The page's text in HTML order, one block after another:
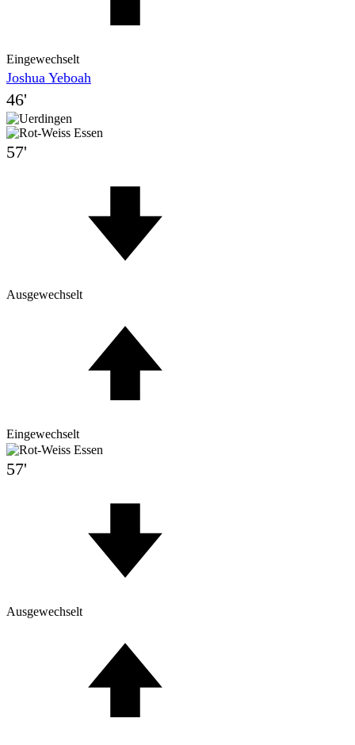
Eingewechselt
Joshua Yeboah
46'
57'
Ausgewechselt
Eingewechselt
57'
Ausgewechselt